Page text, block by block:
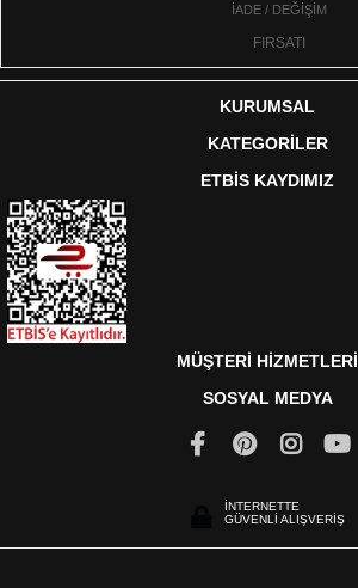
İADE / DEĞİŞİM
FIRSATI
KURUMSAL
KATEGORİLER
ETBİS KAYDIMIZ
MÜŞTERİ HİZMETLERİ
SOSYAL MEDYA
İNTERNETTE
GÜVENLİ ALIŞVERİŞ